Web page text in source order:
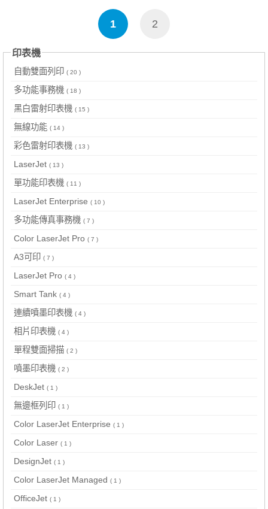
1 2
印表機
自動雙面列印 ( 20 )
多功能事務機 ( 18 )
黑白雷射印表機 ( 15 )
無線功能 ( 14 )
彩色雷射印表機 ( 13 )
LaserJet ( 13 )
單功能印表機 ( 11 )
LaserJet Enterprise ( 10 )
多功能傳真事務機 ( 7 )
Color LaserJet Pro ( 7 )
A3可印 ( 7 )
LaserJet Pro ( 4 )
Smart Tank ( 4 )
連續噴墨印表機 ( 4 )
相片印表機 ( 4 )
單程雙面掃描 ( 2 )
噴墨印表機 ( 2 )
DeskJet ( 1 )
無邊框列印 ( 1 )
Color LaserJet Enterprise ( 1 )
Color Laser ( 1 )
DesignJet ( 1 )
Color LaserJet Managed ( 1 )
OfficeJet ( 1 )